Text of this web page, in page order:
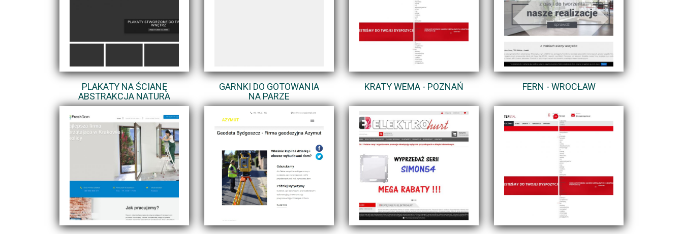
PLAKATY NA ŚCIANĘ
ABSTRAKCJA NATURA
GARNKI DO GOTOWANIA
NA PARZE
KRATY WEMA - POZNAŃ FERN - WROCŁAW